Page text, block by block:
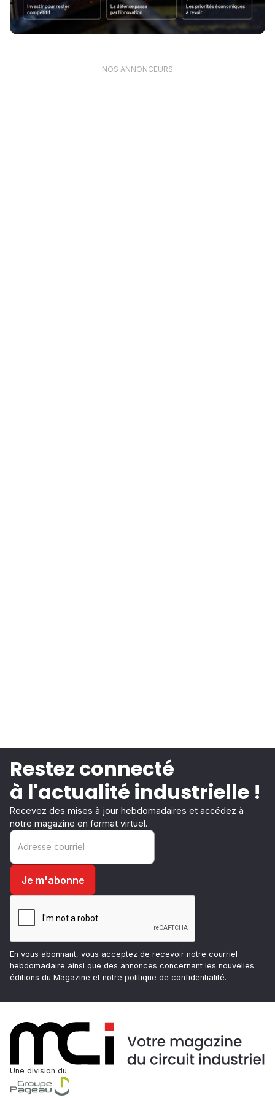
NOS ANNONCEURS
Restez connecté
à l'actualité industrielle !
Recevez des mises à jour hebdomadaires et accédez à
notre magazine en format virtuel.
En vous abonnant, vous acceptez de recevoir notre courriel
hebdomadaire ainsi que des annonces concernant les nouvelles
éditions du Magazine et notre politique de confidentialité.
Une division du